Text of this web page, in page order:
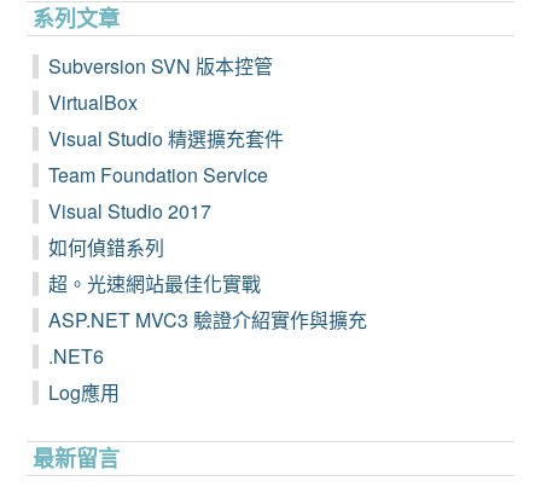
系列文章
Subversion SVN 版本控管
VirtualBox
Visual Studio 精選擴充套件
Team Foundation Service
Visual Studio 2017
如何偵錯系列
超。光速網站最佳化實戰
ASP.NET MVC3 驗證介紹實作與擴充
.NET6
Log應用
最新留言